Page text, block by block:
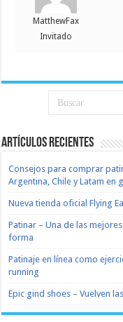
MatthewFax
Invitado
Artículos recientes
Consejos para comprar
Argentina, Chile y Latam en
Nueva tienda oficial Flying
Patinar – Una de las
forma
Patinaje en línea como
running
Epic gind shoes – Vuelven